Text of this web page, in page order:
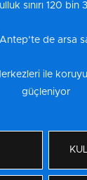
sınırı 120 bin
Antep’te de arsa
ile
güçleniyor